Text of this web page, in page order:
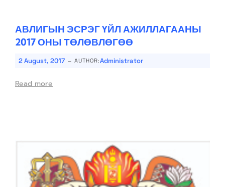
АВЛИГЫН ЭСРЭГ ҮЙЛ АЖИЛЛАГААНЫ
2017 ОНЫ ТӨЛӨВЛӨГӨӨ
2 August, 2017 - AUTHOR:Administrator
Read more